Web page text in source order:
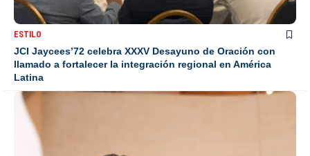
ESTILO
JCI Jaycees’72 celebra XXXV Desayuno de Oración con
llamado a fortalecer la integración regional en América
Latina